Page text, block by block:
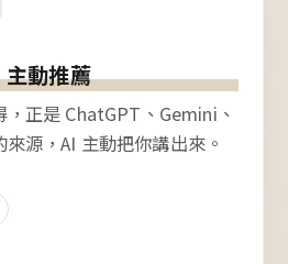
動推薦
正是 ChatGPT、Gemini、
源，AI 主動把你講出來。